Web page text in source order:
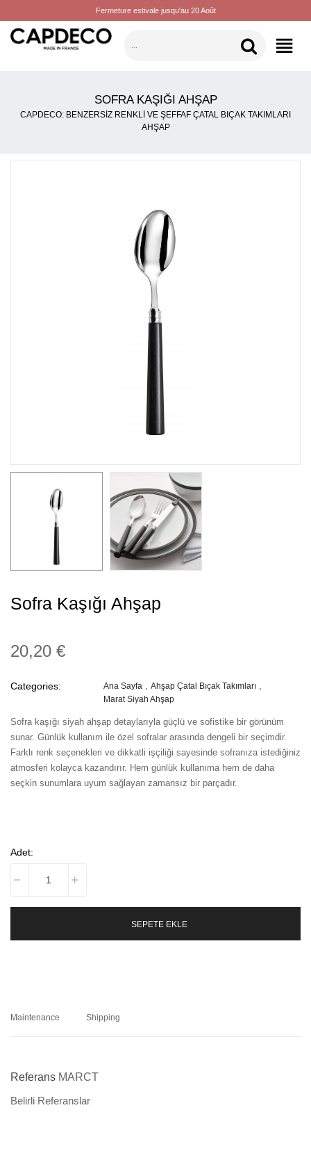
Fermeture estivale jusqu'au 20 Août
KATEGORILER
SOFRA KAŞIĞI AHŞAP
CAPDECO: BENZERSIZ RENKLI VE ŞEFFAF ÇATAL BIÇAK TAKIMLARI
AHŞAP
Sofra Kaşığı Ahşap
20,20 €
Categories: Ana Sayfa
Ahşap Çatal Bıçak Takımları
Marat Siyah Ahşap
Sofra kaşığı siyah ahşap detaylarıyla güçlü ve sofistike bir görünüm
sunar. Günlük kullanım ile özel sofralar arasında dengeli bir seçimdir.
Farklı renk seçenekleri ve dikkatli işçiliği sayesinde sofranıza istediğiniz
atmosferi kolayca kazandırır. Hem günlük kullanıma hem de daha
seçkin sunumlara uyum sağlayan zamansız bir parçadır.
Adet:
SEPETE EKLE
Maintenance Shipping
Referans MARCT
Belirli Referanslar